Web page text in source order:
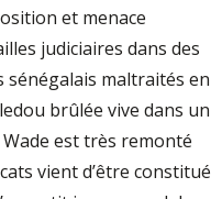
et menace
judiciaires dans des
sénégalais maltraités en
brûlée vive dans un
est très remonté
vient d’être constitué